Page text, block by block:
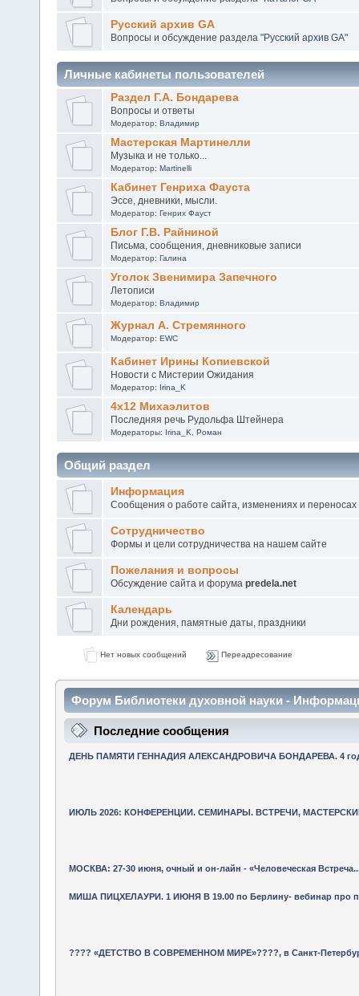
Русский архив GA
Вопросы и обсуждение раздела "Русский архив GA"
Личные кабинеты пользователей
Раздел Г.А. Бондарева
Вопросы и ответы
Модератор: Владимир
Мастерская Мартинелли
Музыка и не только...
Модератор: Martinelli
Кабинет Генриха Фауста
Эссе, дневники, мысли.
Модератор: Генрих Фауст
Блог Г.В. Райниной
Письма, сообщения, дневниковые записи
Модератор: Галина
Уголок Звенимира Запечного
Летописи
Модератор: Владимир
Журнал А. Стремянного
Модератор: EWC
Кабинет Ирины Копиевской
Новости с Мистерии Ожидания
Модератор: Irina_K
4х12 Михаэлитов
Последняя речь Рудольфа Штейнера
Модераторы: Irina_K Роман
Общий раздел
Информация
Сообщения о работе сайта, изменениях и переносах
Сотрудничество
Формы и цели сотрудничества на нашем сайте
Пожелания и вопросы
Обсуждение сайта и форума predela.net
Календарь
Дни рождения, памятные даты, праздники
Нет новых сообщений Переадресование
Форум Библиотеки духовной науки -
Последние сообщения
ДЕНЬ ПАМЯТИ ГЕННАДИЯ АЛЕКСАНДРОВИЧА БОНДАРЕВА. 4 года
ИЮЛЬ 2026: КОНФЕРЕНЦИИ. СЕМИНАРЫ. ВСТРЕЧИ,
МОСКВА: 27-30 июня, очный и он-лайн - «Человеческая
МИША ПИЦХЕЛАУРИ. 1 ИЮНЯ В 19.00 по Берлину- вебинар про
???? «ДЕТСТВО В СОВРЕМЕННОМ МИРЕ»????, в Санкт-